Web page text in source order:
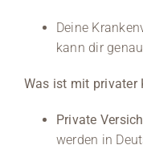
Deine
kann dir
Was ist mit privater
Private
werden in